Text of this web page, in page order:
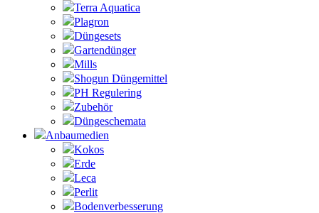
Terra Aquatica
Plagron
Düngesets
Gartendünger
Mills
Shogun Düngemittel
PH Regulering
Zubehör
Düngeschemata
Anbaumedien
Kokos
Erde
Leca
Perlit
Bodenverbesserung